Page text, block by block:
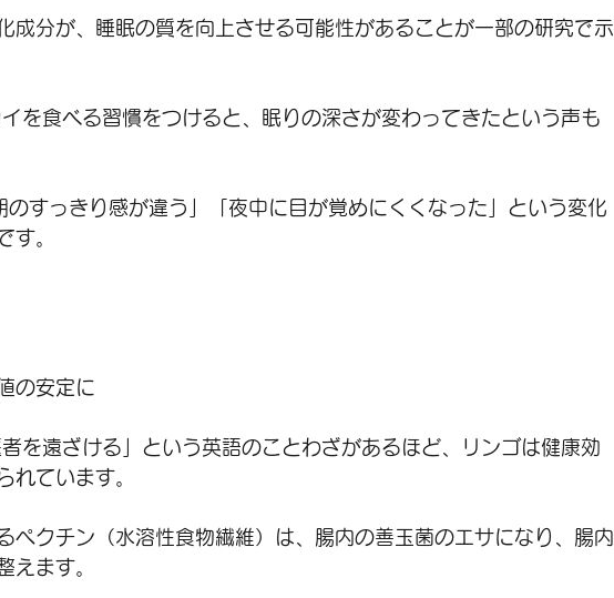
成分が、睡眠の質を向上させる可能性があることが一部の研究で示
を食べる習慣をつけると、眠りの深さが変わってきたという声も
のすっきり感が違う」「夜中に目が覚めにくくなった」という変化
す。
の安定に
を遠ざける」という英語のことわざがあるほど、リンゴは健康効
れています。
ペクチン（水溶性食物繊維）は、腸内の善玉菌のエサになり、腸内
えます。